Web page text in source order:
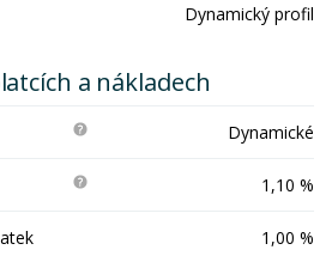
Dynamický profil
a nákladech
Dynamické
1,10 %
1,00 %